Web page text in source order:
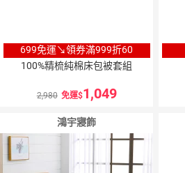
699免運↘領券滿999折60
100%精梳純棉床包被套組
2,980 免運 1,049
鴻宇寢飾